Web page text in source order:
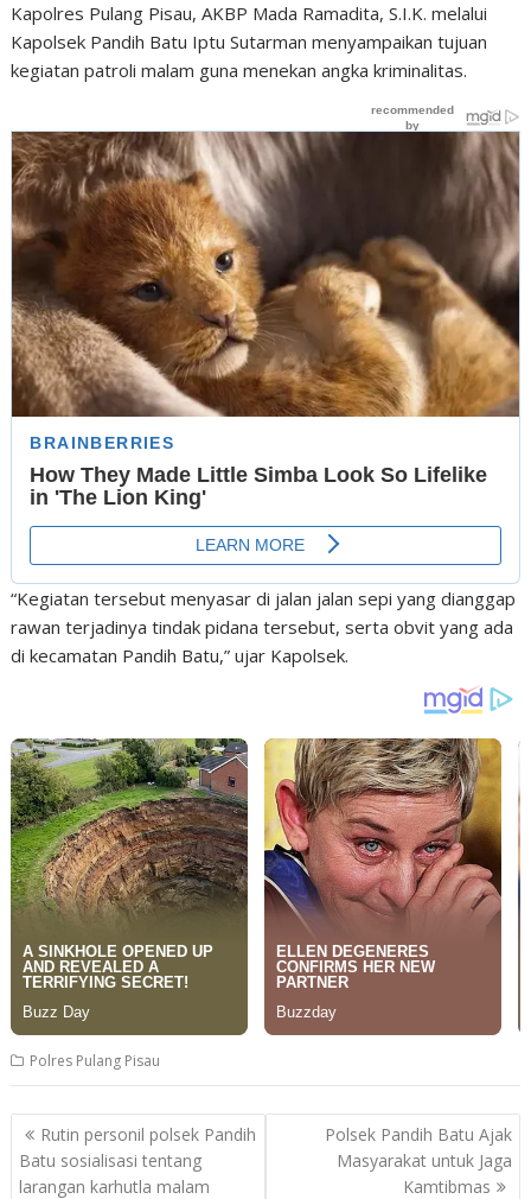
Kapolres Pulang Pisau, AKBP Mada Ramadita, S.I.K. melalui
Kapolsek Pandih Batu Iptu Sutarman menyampaikan tujuan
kegiatan patroli malam guna menekan angka kriminalitas.
“Kegiatan tersebut menyasar di jalan jalan sepi yang dianggap
rawan terjadinya tindak pidana tersebut, serta obvit yang ada
di kecamatan Pandih Batu,” ujar Kapolsek.
Polres Pulang Pisau
Post
navigation
Rutin personil polsek Pandih
Batu sosialisasi tentang
larangan karhutla malam
Polsek Pandih Batu Ajak
Masyarakat untuk Jaga
Kamtibmas